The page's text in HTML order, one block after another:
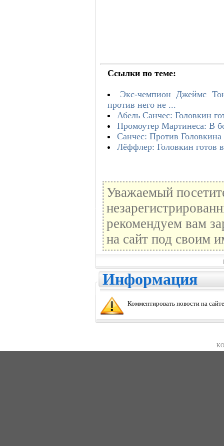
Ссылки по теме:
Экс-чемпион Джеймс
против него не ...
Абель Санчес: Головкин
Промоутер Мартинеса: В
Санчес: Против
Лёффлер: Головкин готов
Уважаемый
рекомендуем вам
на сайт под своим
Информация
Комментировать новости на